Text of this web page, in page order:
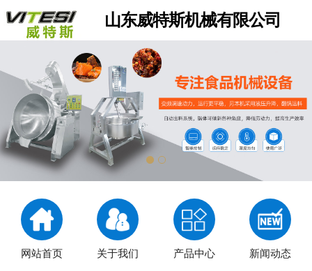
山东威特斯机械有限公司
网站首页 关于我们 产品中心 新闻动态